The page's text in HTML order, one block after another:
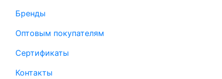
Бренды
Оптовым покупателям
Сертификаты
Контакты